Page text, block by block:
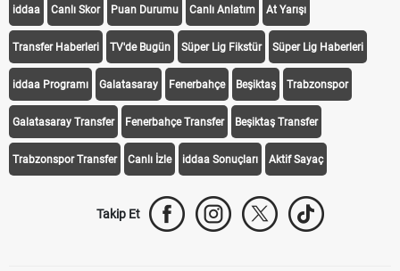
iddaa Canlı Skor Puan Durumu Canlı Anlatım At Yarışı
Transfer Haberleri TV'de Bugün Süper Lig Fikstür Süper Lig Haberleri
iddaa Programı Galatasaray Fenerbahçe Beşiktaş Trabzonspor
Galatasaray Transfer Fenerbahçe Transfer Beşiktaş Transfer
Trabzonspor Transfer Canlı İzle iddaa Sonuçları Aktif Sayaç
Takip Et